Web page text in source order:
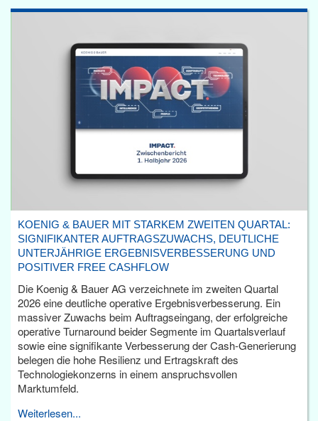
KOENIG & BAUER MIT STARKEM ZWEITEN QUARTAL:
SIGNIFIKANTER AUFTRAGSZUWACHS, DEUTLICHE
UNTERJÄHRIGE ERGEBNISVERBESSERUNG UND
POSITIVER FREE CASHFLOW
Die Koenig & Bauer AG verzeichnete im zweiten Quartal
2026 eine deutliche operative Ergebnisverbesserung. Ein
massiver Zuwachs beim Auftragseingang, der erfolgreiche
operative Turnaround beider Segmente im Quartalsverlauf
sowie eine signifikante Verbesserung der Cash-Generierung
belegen die hohe Resilienz und Ertragskraft des
Technologiekonzerns in einem anspruchsvollen
Marktumfeld.
Weiterlesen...